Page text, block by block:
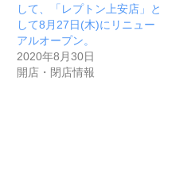
して、「レプトン上安店」と
して8月27日(木)にリニュー
アルオープン。
2020年8月30日
開店・閉店情報